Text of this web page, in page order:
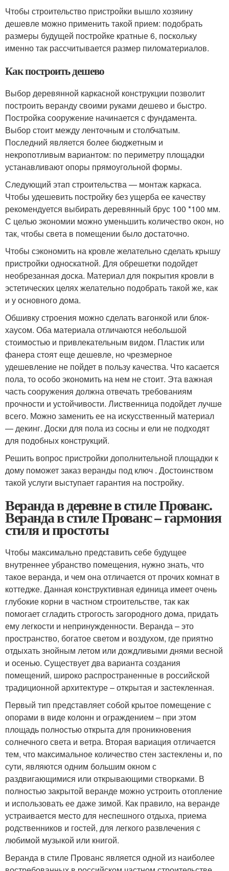
Чтобы строительство пристройки вышло хозяину
дешевле можно применить такой прием: подобрать
размеры будущей постройке кратные 6, поскольку
именно так рассчитывается размер пиломатериалов.
Как построить дешево
Выбор деревянной каркасной конструкции позволит
построить веранду своими руками дешево и быстро.
Постройка сооружение начинается с фундамента.
Выбор стоит между ленточным и столбчатым.
Последний является более бюджетным и
некропотливым вариантом: по периметру площадки
устанавливают опоры прямоугольной формы.
Следующий этап строительства — монтаж каркаса.
Чтобы удешевить постройку без ущерба ее качеству
рекомендуется выбирать деревянный брус 100 *100 мм.
С целью экономии можно уменьшить количество окон, но
так, чтобы света в помещении было достаточно.
Чтобы сэкономить на кровле желательно сделать крышу
пристройки односкатной. Для обрешетки подойдет
необрезанная доска. Материал для покрытия кровли в
эстетических целях желательно подобрать такой же, как
и у основного дома.
Обшивку строения можно сделать вагонкой или блок-
хаусом. Оба материала отличаются небольшой
стоимостью и привлекательным видом. Пластик или
фанера стоят еще дешевле, но чрезмерное
удешевление не пойдет в пользу качества. Что касается
пола, то особо экономить на нем не стоит. Эта важная
часть сооружения должна отвечать требованиям
прочности и устойчивости. Лиственница подойдет лучше
всего. Можно заменить ее на искусственный материал
— декинг. Доски для пола из сосны и ели не подходят
для подобных конструкций.
Решить вопрос пристройки дополнительной площадки к
дому поможет заказ веранды под ключ . Достоинством
такой услуги выступает гарантия на постройку.
Веранда в деревне в стиле Прованс.
Веранда в стиле Прованс – гармония
стиля и простоты
Чтобы максимально представить себе будущее
внутреннее убранство помещения, нужно знать, что
такое веранда, и чем она отличается от прочих комнат в
коттедже. Данная конструктивная единица имеет очень
глубокие корни в частном строительстве, так как
помогает сгладить строгость загородного дома, придать
ему легкости и непринужденности. Веранда – это
пространство, богатое светом и воздухом, где приятно
отдыхать знойным летом или дождливыми днями весной
и осенью. Существует два варианта создания
помещений, широко распространенные в российской
традиционной архитектуре – открытая и застекленная.
Первый тип представляет собой крытое помещение с
опорами в виде колонн и ограждением – при этом
площадь полностью открыта для проникновения
солнечного света и ветра. Вторая вариация отличается
тем, что максимальное количество стен застеклены и, по
сути, являются одним большим окном с
раздвигающимися или открывающими створками. В
полностью закрытой веранде можно устроить отопление
и использовать ее даже зимой. Как правило, на веранде
устраивается место для неспешного отдыха, приема
родственников и гостей, для легкого развлечения с
любимой музыкой или книгой.
Веранда в стиле Прованс является одной из наиболее